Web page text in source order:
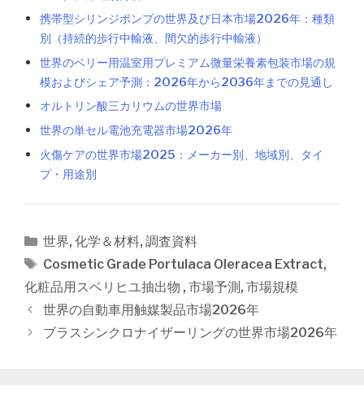
携帯型シリンジポンプの世界及び日本市場2026年：種類
別（持続的歩行中輸液、間欠的歩行中輸液）
世界のベリー用温室用プレミアム微量栄養素包装市場の規
模およびシェア予測：2026年から2036年までの見通し
オルトリン酸三カリウムの世界市場
世界の単セル電池充電器市場2026年
火傷ケアの世界市場2025：メーカー別、地域別、タイ
プ・用途別
カ
テ
ゴ
リ
ー
世界, 化学＆材料, 調査資料
タ
グ
Cosmetic Grade Portulaca Oleracea Extract,
化粧品用スベリヒユ抽出物 , 市場予測 , 市場規模
投
稿
世界の自動車用触媒製品市場2026年
ブラスシンクロナイザーリングの世界市場2026年